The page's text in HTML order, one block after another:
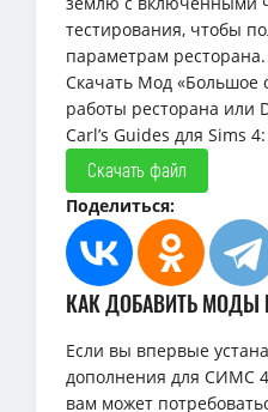
тестирования, чтобы
параметрам ресторана.
Скачать Мод «Большое
работы ресторана или
Carl’s Guides для Sims 4:
Скачать файл
Поделиться:
КАК ДОБАВИТЬ МОДЫ
Если вы впервые
дополнения для СИМС
вам может